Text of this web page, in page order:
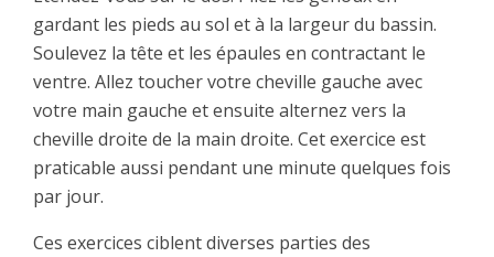
gardant les pieds au sol et à la largeur du bassin.
Soulevez la tête et les épaules en contractant le
ventre. Allez toucher votre cheville gauche avec
votre main gauche et ensuite alternez vers la
cheville droite de la main droite. Cet exercice est
praticable aussi pendant une minute quelques fois
par jour.
Ces exercices ciblent diverses parties des